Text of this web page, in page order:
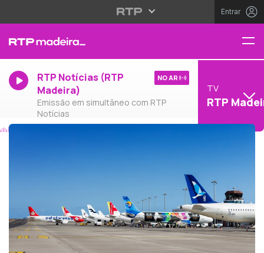
Entrar
RTP Notícias (RTP
Madeira)
Emissão em simultâneo com RTP
Notícias
NO AR
TV
RTP